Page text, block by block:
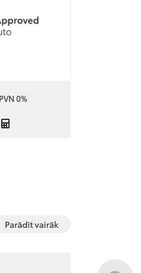
PVN 0%
Parādīt vairāk